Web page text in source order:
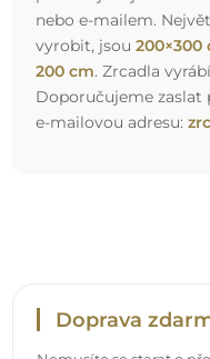
bez dodatečných
velkých rozměrů,
Podívejte se, jak